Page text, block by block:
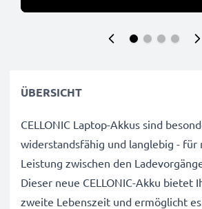
ÜBERSICHT
CELLONIC Laptop-Akkus sind
widerstandsfähig und langlebig - für
Leistung zwischen den
Dieser neue CELLONIC-Akku bietet
zweite Lebenszeit und ermöglicht